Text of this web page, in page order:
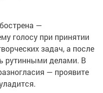
—
голосу при принятии
задач, а после
рутинными делами. В
— проявите